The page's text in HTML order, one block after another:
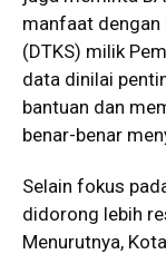
manfaat dengan
(DTKS) milik
data dinilai
bantuan dan
benar-benar
Selain fokus
didorong lebih
Menurutnya,